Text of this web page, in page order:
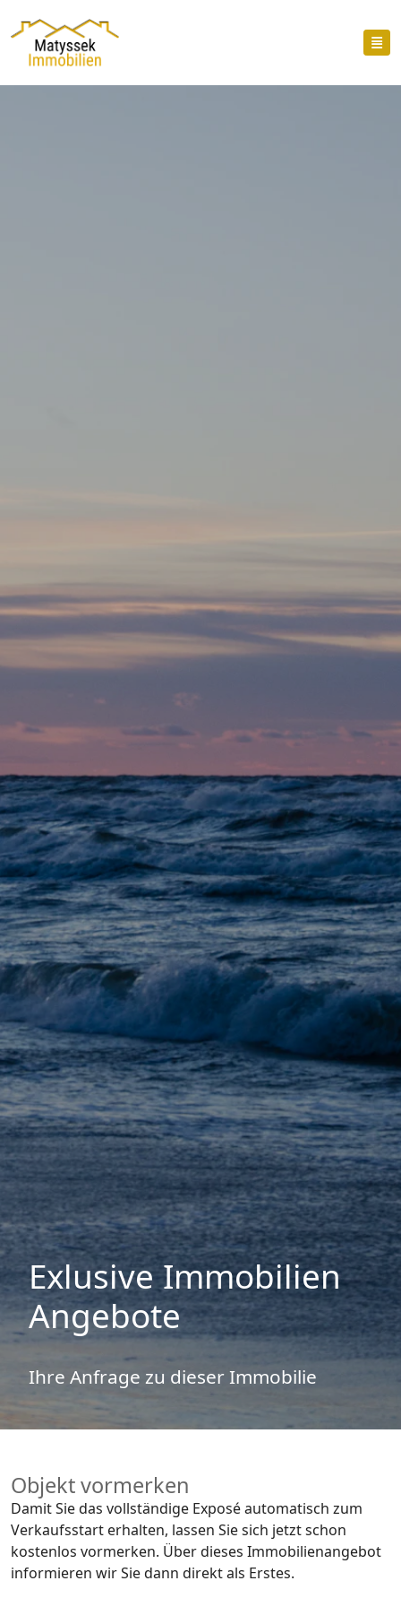
Exlusive Immobilien
Angebote
Ihre Anfrage zu dieser Immobilie
Objekt vormerken
Damit Sie das vollständige Exposé automatisch zum
Verkaufsstart erhalten, lassen Sie sich jetzt schon
kostenlos vormerken. Über dieses Immobilienangebot
informieren wir Sie dann direkt als Erstes.